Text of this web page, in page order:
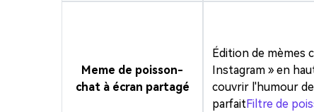
Meme de poisson-
chat à écran partagé
Édition de mèmes
Instagram » en
couvrir l'humour
parfaitFiltre de